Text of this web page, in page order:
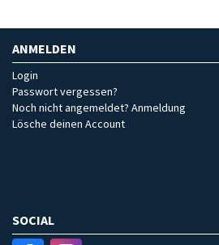
ANMELDEN
Login
Passwort vergessen?
Noch nicht angemeldet? Anmeldung
Lösche deinen Account
SOCIAL